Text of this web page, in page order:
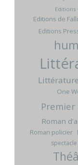
Editions
Editions de
Editions
One
Premier
Roman
Roman policier